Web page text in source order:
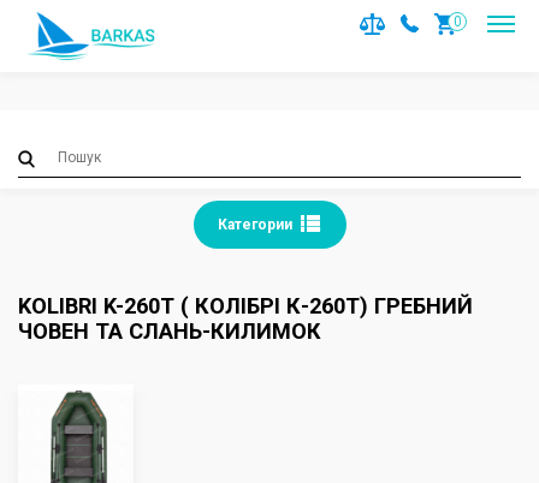
Notice
: Trying to access array offset on value of type null in
/var/www/barkas/data/www/barkas.com.ua/catalog/
on line36
0
Категории
KOLIBRI K-260Т ( КОЛІБРІ К-260Т) ГРЕБНИЙ
ЧОВЕН ТА СЛАНЬ-КИЛИМОК